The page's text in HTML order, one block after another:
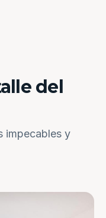
del
impecables y